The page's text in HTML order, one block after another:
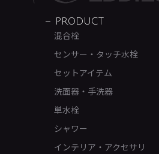
PRODUCT
混合栓
センサー・タッチ水栓
セットアイテム
洗面器・手洗器
単水栓
シャワー
インテリア・アクセサリ